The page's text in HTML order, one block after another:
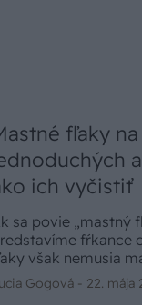
fľaky
ich vyčistiť
sa povie „mastný
fŕkance
však nemusia
Môžu sa
ich nečakali. Na
Gogová - 22. mája